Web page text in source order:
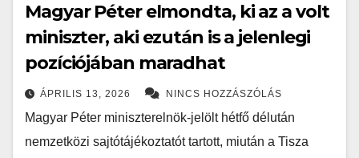
Magyar Péter elmondta, ki az a volt
miniszter, aki ezután is a jelenlegi
pozíciójában maradhat
ÁPRILIS 13, 2026 NINCS HOZZÁSZÓLÁS
Magyar Péter miniszterelnök-jelölt hétfő délután
nemzetközi sajtótájékoztatót tartott, miután a Tisza